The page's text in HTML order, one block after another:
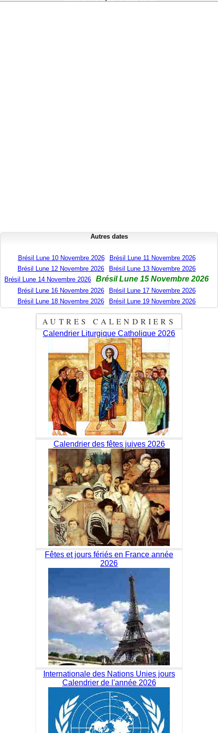
Autres dates
Brésil Lune 10 Novembre 2026
Brésil Lune 11 Novembre 2026
Brésil Lune 12 Novembre 2026
Brésil Lune 13 Novembre 2026
Brésil Lune 14 Novembre 2026
Brésil Lune 15 Novembre 2026
Brésil Lune 16 Novembre 2026
Brésil Lune 17 Novembre 2026
Brésil Lune 18 Novembre 2026
Brésil Lune 19 Novembre 2026
AUTRES CALENDRIERS
Calendrier Liturgique Catholique 2026
Calendrier des fêtes juives 2026
Fêtes et jours fériés en France année
2026
Internationale des Nations Unies jours
Calendrier de l'année 2026